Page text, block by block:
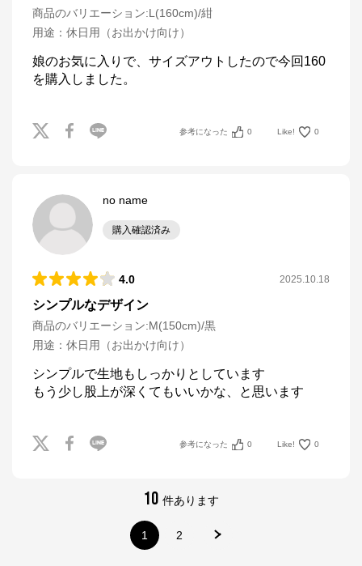
商品のバリエーション:L(160cm)/紺
用途 ： 休日用（お出かけ向け）
娘のお気に入りで、サイズアウトしたので今回160
を購入しました。
参考になった 0 Like! 0
no name
購入確認済み
4.0 2025.10.18
シンプルなデザイン
商品のバリエーション:M(150cm)/黒
用途 ： 休日用（お出かけ向け）
シンプルで生地もしっかりとしています
もう少し股上が深くてもいいかな、と思います
参考になった 0 Like! 0
10 件あります
1 2